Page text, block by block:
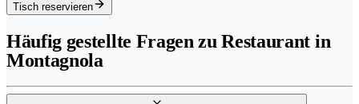
Tisch reservieren
Häufig gestellte Fragen zu Restaurant in
Montagnola